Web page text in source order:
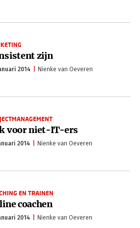
zijn
2014 Nienke van Oeveren
voor niet-IT-ers
2014 Nienke van Oeveren
EN TRAINEN
coachen
2014 Nienke van Oeveren